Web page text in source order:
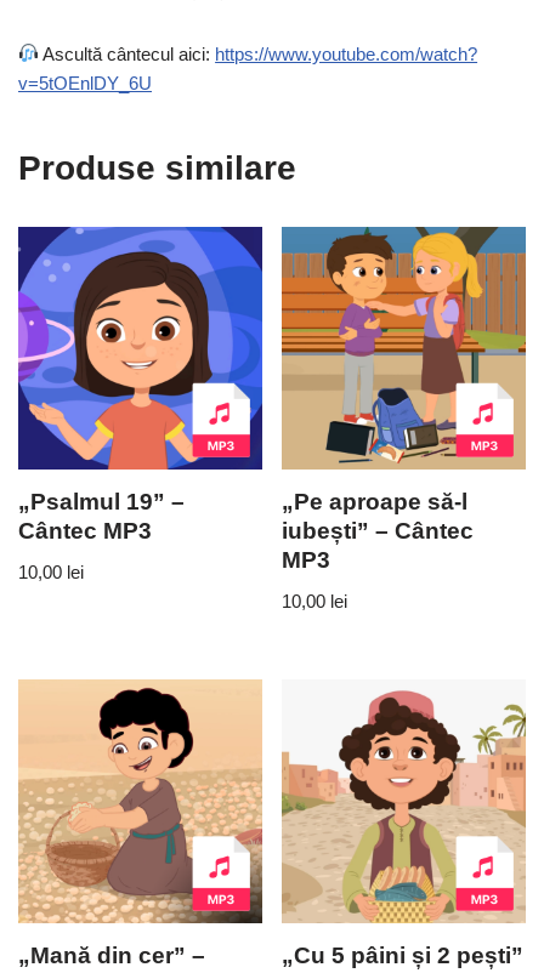
Ascultă cântecul aici: https://www.youtube.com/watch?
v=5tOEnlDY_6U
Produse similare
„Psalmul 19” –
Cântec MP3
10,00 lei
„Pe aproape să-l
iubești” – Cântec
MP3
10,00 lei
„Mană din cer” –
„Cu 5 pâini și 2 pești”